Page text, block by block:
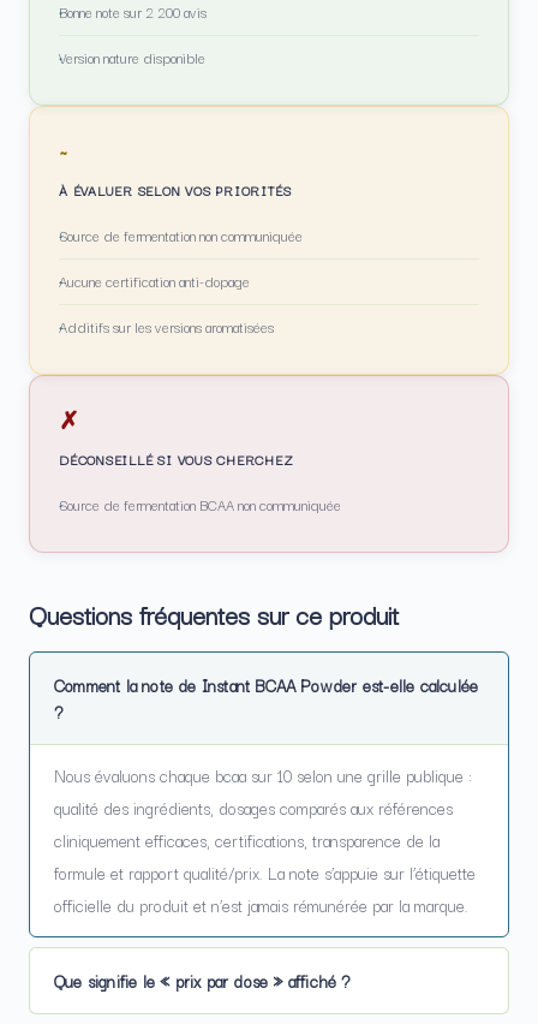
Bonne note sur 2 200 avis
Version nature disponible
~
À ÉVALUER SELON VOS PRIORITÉS
Source de fermentation non communiquée
Aucune certification anti-dopage
Additifs sur les versions aromatisées
✗
DÉCONSEILLÉ SI VOUS CHERCHEZ
Source de fermentation BCAA non communiquée
Questions fréquentes sur ce produit
Comment la note de Instant BCAA Powder est-elle calculée
?
Nous évaluons chaque bcaa sur 10 selon une grille publique :
qualité des ingrédients, dosages comparés aux références
cliniquement efficaces, certifications, transparence de la
formule et rapport qualité/prix. La note s’appuie sur l’étiquette
officielle du produit et n’est jamais rémunérée par la marque.
Que signifie le « prix par dose » affiché ?